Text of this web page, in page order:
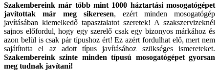
Szakembereink már több mint 1000 háztartási mosogatógépet
javítottak már meg sikeresen, ezért minden mosogatógép
javításában kiemelkedő tapasztalatot szeretek! A szakszervizeknél
sajnos előfordul, hogy egy szerelő csak egy bizonyos márkához és
azon belül is csak pár típushoz ért! Ez azért fordulhat elő, mert nem
sajátította el az adott típus javításához szükséges ismereteket.
Szakembereink szinte minden típusú mosogatógépet gyorsan
meg tudnak javítani!